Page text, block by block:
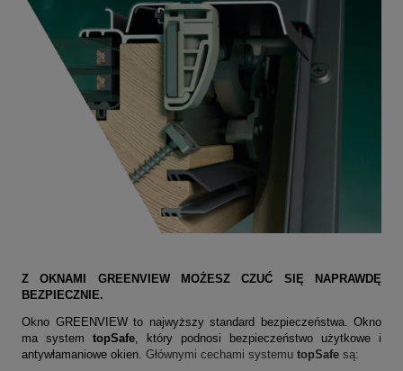
Z OKNAMI GREENVIEW MOŻESZ CZUĆ SIĘ NAPRAWDĘ
BEZPIECZNIE.
Okno GREENVIEW to najwyższy standard bezpieczeństwa. Okno
ma system topSafe , który podnosi bezpieczeństwo użytkowe i
antywłamaniowe okien. Głównymi cechami systemu topSafe są: